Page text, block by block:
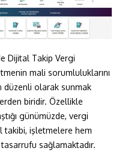
Dijital Takip Vergi
mali sorumluluklarını
düzenli olarak sunmak
biridir. Özellikle
günümüzde, vergi
takibi, işletmelere hem
sağlamaktadır.